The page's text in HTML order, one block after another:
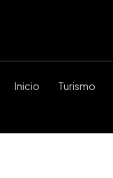
Inicio Turismo